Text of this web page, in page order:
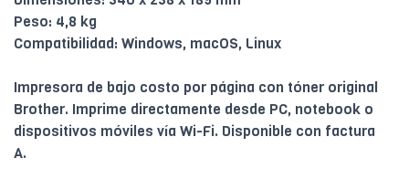
Peso: 4,8 kg
Compatibilidad: Windows, macOS, Linux
Impresora de bajo costo por página con tóner original
Brother. Imprime directamente desde PC, notebook o
dispositivos móviles vía Wi-Fi. Disponible con factura
A.